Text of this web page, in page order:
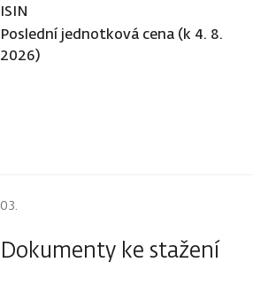
ISIN
Poslední jednotková cena (k 4. 8.
2026)
Dokumenty ke stažení